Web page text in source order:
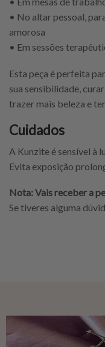
• No altar pessoal,
amorosa
• Em sessões
Esta peça é perfeita
sua sensibilidade,
trazer mais beleza e
Cuidados
A Kunzite é sensível à
Evita exposição
Nota: Vais receber a
Se tiveres alguma